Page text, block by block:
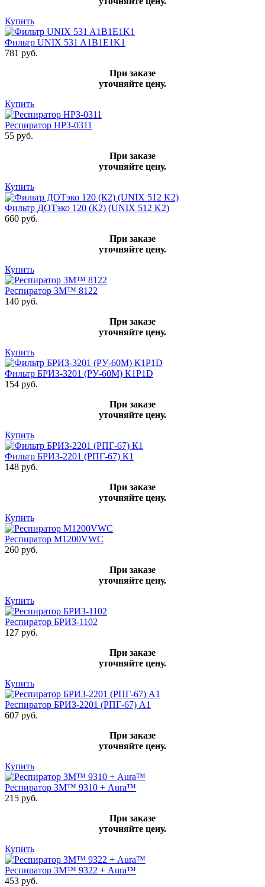
Купить
Фильтр UNIX 531 A1B1E1K1
781 руб.
При заказе
уточняйте цену.
Купить
Респиратор НРЗ-0311
55 руб.
При заказе
уточняйте цену.
Купить
Фильтр ДОТэко 120 (К2) (UNIX 512 K2)
660 руб.
При заказе
уточняйте цену.
Купить
Респиратор 3М™ 8122
140 руб.
При заказе
уточняйте цену.
Купить
Фильтр БРИЗ-3201 (РУ-60М) К1Р1D
154 руб.
При заказе
уточняйте цену.
Купить
Фильтр БРИЗ-2201 (РПГ-67) К1
148 руб.
При заказе
уточняйте цену.
Купить
Респиратор M1200VWC
260 руб.
При заказе
уточняйте цену.
Купить
Респиратор БРИЗ-1102
127 руб.
При заказе
уточняйте цену.
Купить
Респиратор БРИЗ-2201 (РПГ-67) А1
607 руб.
При заказе
уточняйте цену.
Купить
Респиратор 3М™ 9310 + Aura™
215 руб.
При заказе
уточняйте цену.
Купить
Респиратор 3М™ 9322 + Aura™
453 руб.